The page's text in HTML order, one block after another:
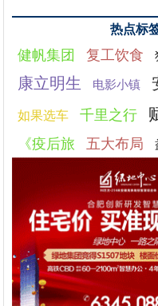
热点标
健帆集团 复工饮食
康立明生 电影小镇
如果选车 千里之行
《疫后旅 五大布局